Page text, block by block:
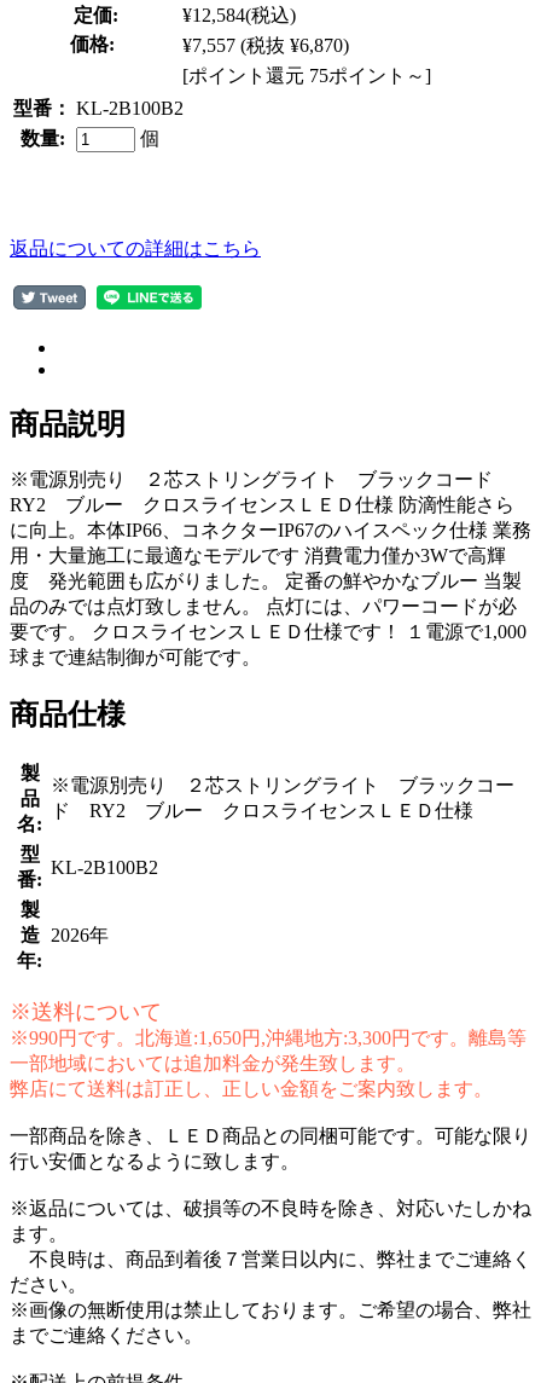
定価: ¥12,584(税込)
価格:
¥7,557 (税抜 ¥6,870)
[ポイント還元 75ポイント～]
型番： KL-2B100B2
数量:
個
返品についての詳細はこちら
商品説明
※電源別売り ２芯ストリングライト ブラックコード
RY2 ブルー クロスライセンスＬＥＤ仕様 防滴性能さら
に向上。本体IP66、コネクターIP67のハイスペック仕様 業務
用・大量施工に最適なモデルです 消費電力僅か3Wで高輝
度 発光範囲も広がりました。 定番の鮮やかなブルー 当製
品のみでは点灯致しません。 点灯には、パワーコードが必
要です。 クロスライセンスＬＥＤ仕様です！ １電源で1,000
球まで連結制御が可能です。
商品仕様
製
品
名:
※電源別売り ２芯ストリングライト ブラックコー
ド RY2 ブルー クロスライセンスＬＥＤ仕様
型
番:
KL-2B100B2
製
造
年:
2026年
※送料について
※990円です。北海道:1,650円,沖縄地方:3,300円です。離島等
一部地域においては追加料金が発生致します。
弊店にて送料は訂正し、正しい金額をご案内致します。
一部商品を除き、ＬＥＤ商品との同梱可能です。可能な限り
行い安価となるように致します。
※返品については、破損等の不良時を除き、対応いたしかね
ます。
不良時は、商品到着後７営業日以内に、弊社までご連絡く
ださい。
※画像の無断使用は禁止しております。ご希望の場合、弊社
までご連絡ください。